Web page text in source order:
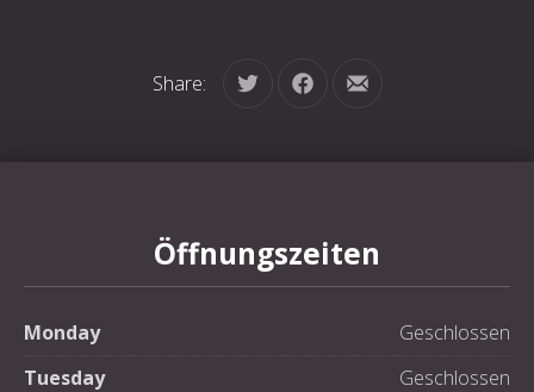
Share: Tweet Share on Facebook
Share by Email
Öffnungszeiten
Monday
Geschlossen
Tuesday
Geschlossen